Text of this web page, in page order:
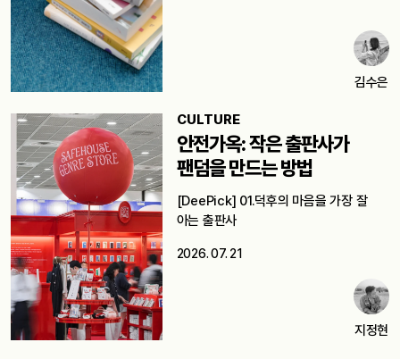
김수은
CULTURE
안전가옥: 작은 출판사가
팬덤을 만드는 방법
[DeePick] 01.덕후의 마음을 가장 잘
아는 출판사
2026. 07. 21
지정현